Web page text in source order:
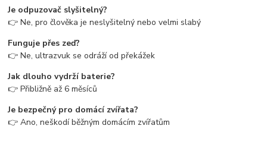
Je odpuzovač slyšitelný?
👉 Ne, pro člověka je neslyšitelný nebo velmi slabý
Funguje přes zeď?
👉 Ne, ultrazvuk se odráží od překážek
Jak dlouho vydrží baterie?
👉 Přibližně až 6 měsíců
Je bezpečný pro domácí zvířata?
👉 Ano, neškodí běžným domácím zvířatům